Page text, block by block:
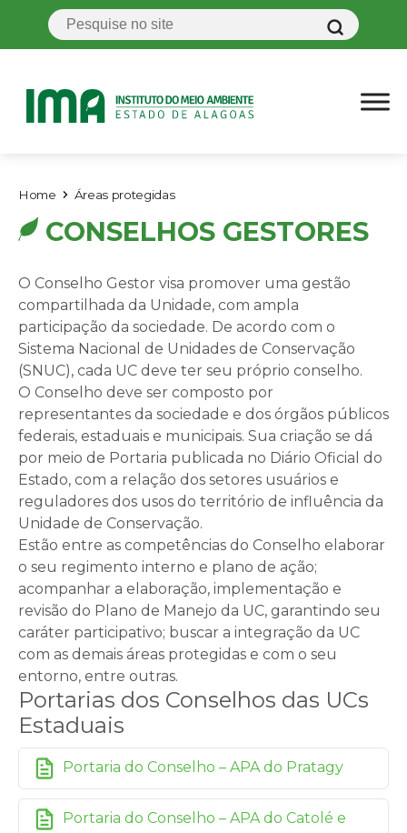
Home Áreas protegidas
CONSELHOS GESTORES
O Conselho Gestor visa promover uma gestão
compartilhada da Unidade, com ampla
participação da sociedade. De acordo com o
Sistema Nacional de Unidades de Conservação
(SNUC), cada UC deve ter seu próprio conselho.
O Conselho deve ser composto por
representantes da sociedade e dos órgãos públicos
federais, estaduais e municipais. Sua criação se dá
por meio de Portaria publicada no Diário Oficial do
Estado, com a relação dos setores usuários e
reguladores dos usos do território de influência da
Unidade de Conservação.
Estão entre as competências do Conselho elaborar
o seu regimento interno e plano de ação;
acompanhar a elaboração, implementação e
revisão do Plano de Manejo da UC, garantindo seu
caráter participativo; buscar a integração da UC
com as demais áreas protegidas e com o seu
entorno, entre outras.
Portarias dos Conselhos das UCs
Estaduais
Portaria do Conselho – APA do Pratagy
Portaria do Conselho – APA do Catolé e